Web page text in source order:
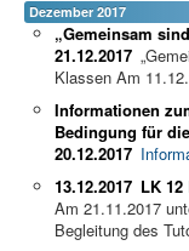
Dezember 2017
„Gemeinsam
21.12.2017
Klassen Am
Informationen
Bedingung für
20.12.2017
LK
13.12.2017
Am 21.11.2017
Begleitung des